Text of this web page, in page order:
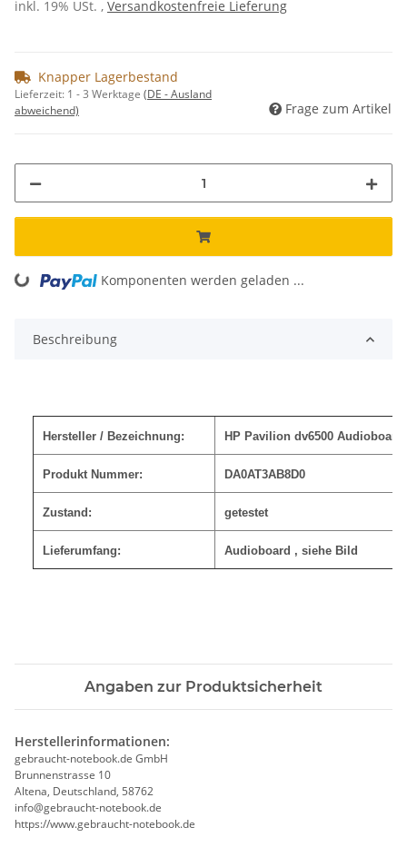
inkl. 19% USt. , Versandkostenfreie Lieferung
Knapper Lagerbestand
Lieferzeit: 1 - 3 Werktage (DE - Ausland
abweichend)
Frage zum Artikel
Loading... Komponenten werden geladen ...
Beschreibung
Hersteller / Bezeichnung: HP Pavilion dv6500 Audioboard
Produkt Nummer: DA0AT3AB8D0
Zustand: getestet
Lieferumfang: Audioboard , siehe Bild
Angaben zur Produktsicherheit
Herstellerinformationen:
gebraucht-notebook.de GmbH
Brunnenstrasse 10
Altena, Deutschland, 58762
info@gebraucht-notebook.de
https://www.gebraucht-notebook.de